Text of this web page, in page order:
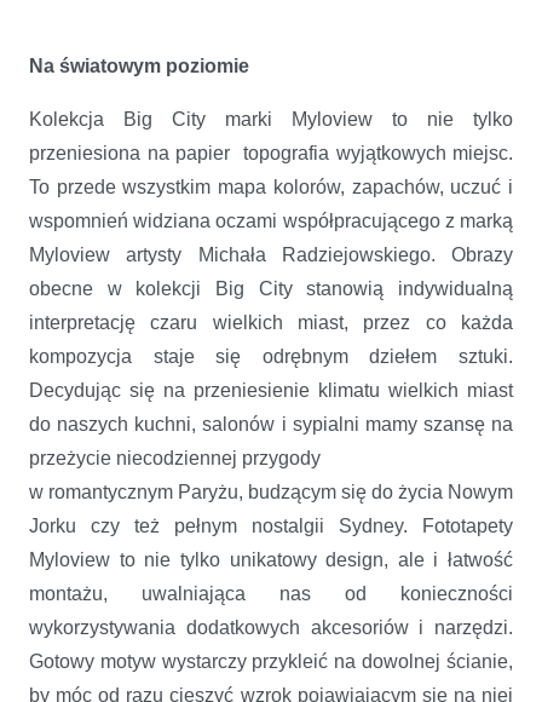
Na światowym poziomie
Kolekcja Big City marki Myloview to nie tylko
przeniesiona na papier topografia wyjątkowych miejsc.
To przede wszystkim mapa kolorów, zapachów, uczuć i
wspomnień widziana oczami współpracującego z marką
Myloview artysty Michała Radziejowskiego. Obrazy
obecne w kolekcji Big City stanowią indywidualną
interpretację czaru wielkich miast, przez co każda
kompozycja staje się odrębnym dziełem sztuki.
Decydując się na przeniesienie klimatu wielkich miast
do naszych kuchni, salonów i sypialni mamy szansę na
przeżycie niecodziennej przygody
w romantycznym Paryżu, budzącym się do życia Nowym
Jorku czy też pełnym nostalgii Sydney. Fototapety
Myloview to nie tylko unikatowy design, ale i łatwość
montażu, uwalniająca nas od konieczności
wykorzystywania dodatkowych akcesoriów i narzędzi.
Gotowy motyw wystarczy przykleić na dowolnej ścianie,
by móc od razu cieszyć wzrok pojawiąjącym się na niej